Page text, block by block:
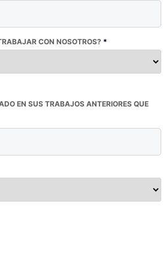
CON NOSOTROS? *
EN SUS TRABAJOS ANTERIORES QUE